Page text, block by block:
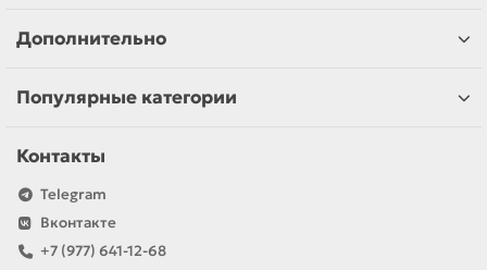
Дополнительно
Популярные категории
Контакты
Telegram
Вконтакте
+7 (977) 641-12-68